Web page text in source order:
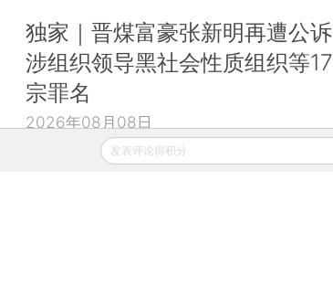
独家｜晋煤富豪张新明再遭公诉
涉组织领导黑社会性质组织等17
宗罪名
2026年08月08日
发表评论得积分